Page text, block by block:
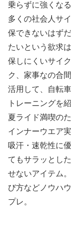
乗らずに強くな
多くの社会人サ
保できないはず
たいという欲求
保しにくいサイ
ク、家事なの合
活用して、自転
トレーニングを
夏ライド満喫の
インナーウエア
吸汗・速乾性に
てもサラッとし
せないアイテム
び方などノウハ
プレ。